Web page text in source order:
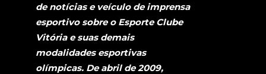
de notícias e veículo de imprensa
esportivo sobre o Esporte Clube
Vitória e suas demais
modalidades esportivas
olímpicas. De abril de 2009,